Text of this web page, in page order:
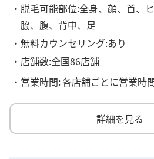
・脱毛可能部位:全身、顔、首、
脇、腹、背中、足
・無料カウンセリング:あり
・店舗数:全国86店舗
・営業時間:各店舗ごとに営業時
詳細を見る